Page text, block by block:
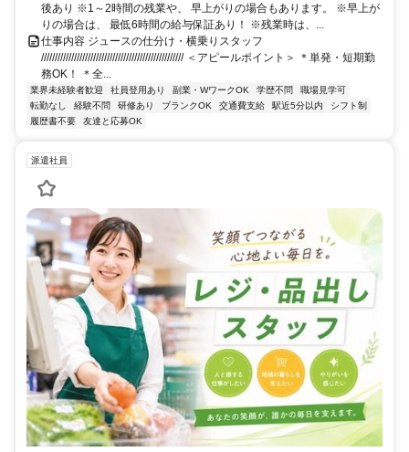
後あり ※1～2時間の残業や、 早上がりの場合もあります。 ※早上が
りの場合は、 最低6時間の給与保証あり！ ※残業時は、...
仕事内容 ジュースの仕分け・横乗りスタッフ
//////////////////////////////////////////////////// ＜アピールポイント＞ ＊単発・短期勤
務OK！ ＊全...
業界未経験者歓迎 社員登用あり 副業・WワークOK 学歴不問
職場見学可
転勤なし
経験不問 研修あり ブランクOK 交通費支給 駅近5分以内
シフト制
履歴書不要
友達と応募OK
派遣社員